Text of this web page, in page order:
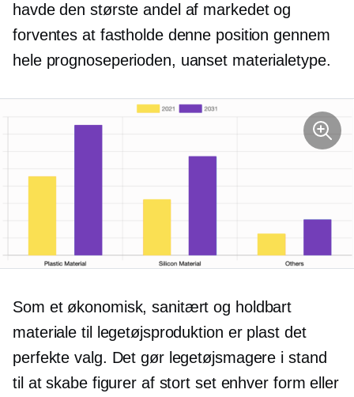
havde den største andel af markedet og
forventes at fastholde denne position gennem
hele prognoseperioden, uanset materialetype.
Som et økonomisk, sanitært og holdbart
materiale til legetøjsproduktion er plast det
perfekte valg. Det gør legetøjsmagere i stand
til at skabe figurer af stort set enhver form eller